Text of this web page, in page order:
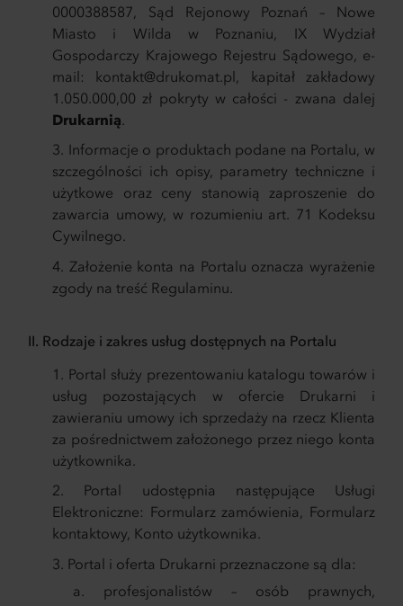
0000388587, Sąd Rejonowy Poznań – Nowe
Miasto i Wilda w Poznaniu, IX Wydział
Gospodarczy Krajowego Rejestru Sądowego, e-
mail:
kontakt@drukomat.pl , kapitał zakładowy
1.050.000,00 zł pokryty w całości - zwana dalej
Drukarnią.
Informacje o produktach podane na Portalu, w
szczególności ich opisy, parametry techniczne i
użytkowe oraz ceny stanowią zaproszenie do
zawarcia umowy, w rozumieniu art. 71 Kodeksu
Cywilnego.
Założenie konta na Portalu oznacza wyrażenie
zgody na treść Regulaminu.
II. Rodzaje i zakres usług dostępnych na Portalu
Portal służy prezentowaniu katalogu towarów i
usług pozostających w ofercie Drukarni i
zawieraniu umowy ich sprzedaży na rzecz Klienta
za pośrednictwem założonego przez niego konta
użytkownika.
Portal udostępnia następujące Usługi
Elektroniczne: Formularz zamówienia, Formularz
kontaktowy, Konto użytkownika.
Portal i oferta Drukarni przeznaczone są dla:
profesjonalistów – osób prawnych,